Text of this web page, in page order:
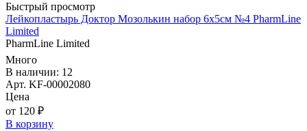
Быстрый просмотр
Лейкопластырь Доктор Мозолькин набор 6х5см №4 PharmLine
Limited
PharmLine Limited
Много
В наличии: 12
Арт. KF-00002080
Цена
от 120 ₽
В корзину